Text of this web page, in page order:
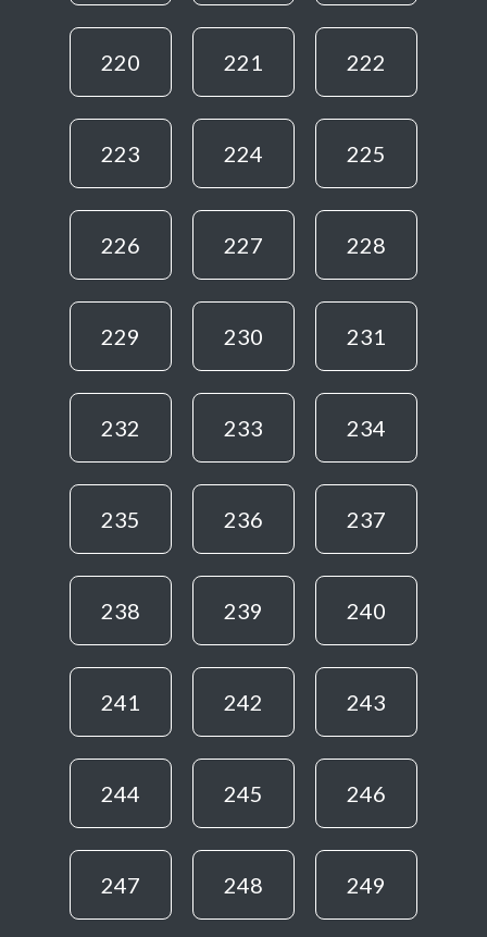
220 221 222
223 224 225
226 227 228
229 230 231
232 233 234
235 236 237
238 239 240
241 242 243
244 245 246
247 248 249